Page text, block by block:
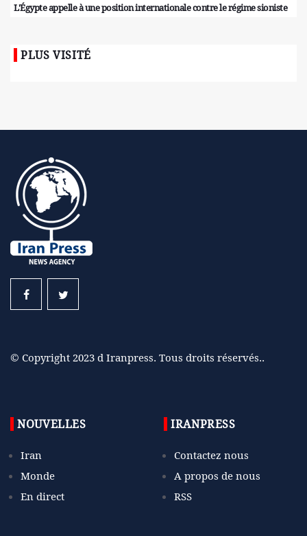
L'Égypte appelle à une position internationale contre le régime sioniste
PLUS VISITÉ
© Copyright 2023 d Iranpress. Tous droits réservés..
NOUVELLES
Iran
Monde
En direct
IRANPRESS
Contactez nous
A propos de nous
RSS